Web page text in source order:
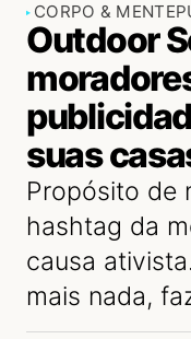
CORPO & MENTE
Outdoor
suas
Propósito de
hashtag da
causa
mais nada,